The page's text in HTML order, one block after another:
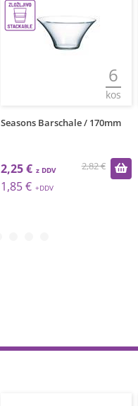
6
kos
Seasons Barschale / 170mm
2,82 €
2,25 €
1,85 €